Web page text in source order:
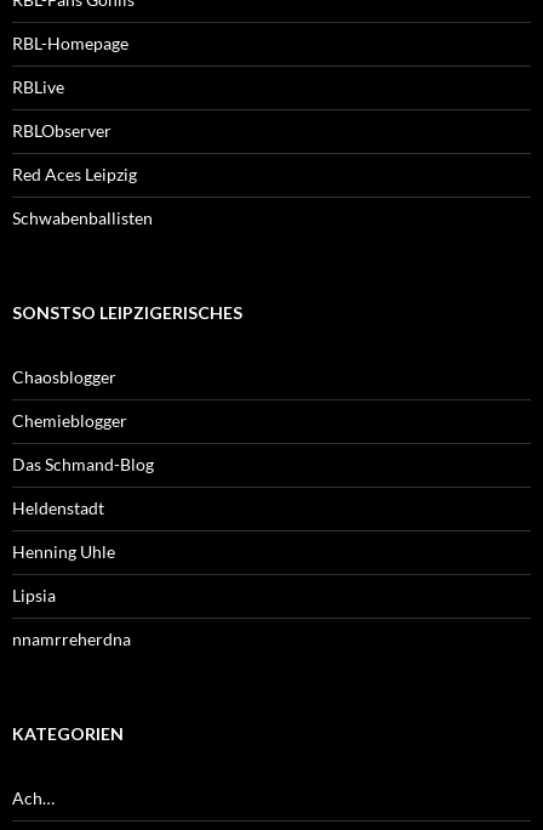
RBL-Homepage
RBLive
RBLObserver
Red Aces Leipzig
Schwabenballisten
SONSTSO LEIPZIGERISCHES
Chaosblogger
Chemieblogger
Das Schmand-Blog
Heldenstadt
Henning Uhle
Lipsia
nnamrreherdna
KATEGORIEN
Ach…